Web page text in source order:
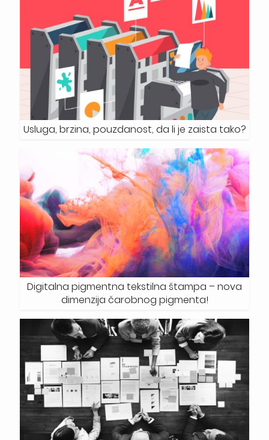
Usluga, brzina, pouzdanost, da li je zaista tako?
Digitalna pigmentna tekstilna štampa – nova
dimenzija čarobnog pigmenta!